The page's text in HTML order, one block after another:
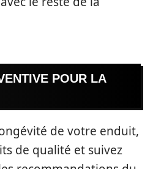
POUR LA
de votre enduit,
de qualité et suivez